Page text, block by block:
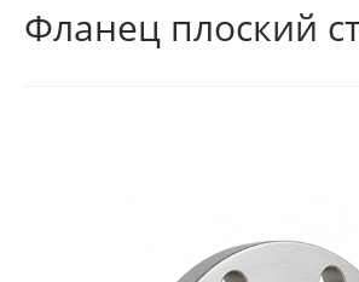
Фланец плоский